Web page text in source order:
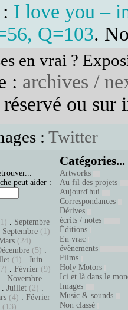
I love you –
Q=103.
en vrai ?
: archives /
ou sur
: Twitter
peut aider :
. Septembre
Septembre (1)
(24) .
(5) .
(1) . Juin
. Février (9)
. Novembre
. Juillet (2) .
(4) . Février
(13) .
Catégories...
Artworks
Au fil des projets
Aujourd'hui
Correspondances
Dérives
écrits / notes
Éditions
En vrac
évènements
Films
Holy Motors
Ici et là dans le
Images
Music & sounds
Non classé